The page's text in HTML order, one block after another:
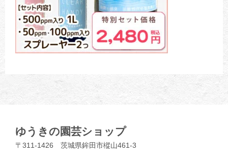
ゆうきの園芸ショップ
〒311-1426 茨城県鉾田市樅山461-3